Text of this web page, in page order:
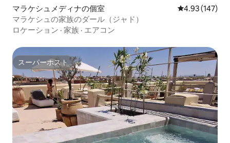
マラケシュメディナの個室 レビュー147
4.93 (147)
マラケシュの家族のダール（ジャド）
ロケーション · 家族 · エアコン
スーパーホスト
スーパーホスト